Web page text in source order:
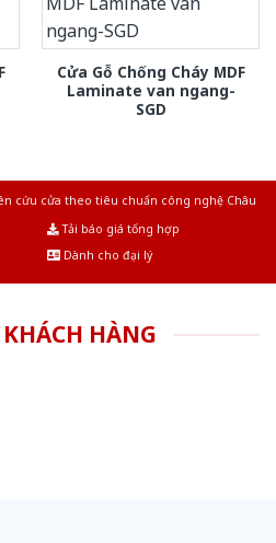
Cửa Gỗ Chống Cháy MDF
Laminate van ngang-
SGD
cứu cửa theo tiêu chuẩn công nghệ Châu
Tải báo giá tổng hợp
Dành cho đại lý
HÀNG